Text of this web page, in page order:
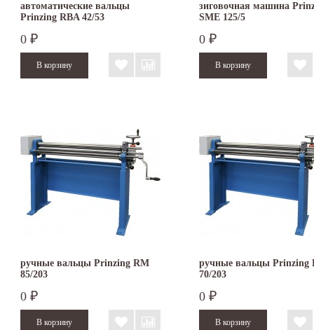
автоматические вальцы
Prinzing RBA 42/53
0 ₽
зиговочная машина
SMЕ 125/5
0 ₽
ручные вальцы Prinzing RM
85/203
0 ₽
ручные вальцы Prinzing
70/203
0 ₽